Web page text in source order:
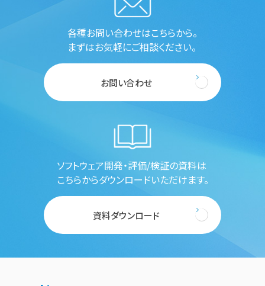
各種お問い合わせはこちらから。
まずはお気軽にご相談ください。
お問い合わせ
ソフトウェア開発・評価/検証の資料は
こちらからダウンロードいただけます。
資料ダウンロード